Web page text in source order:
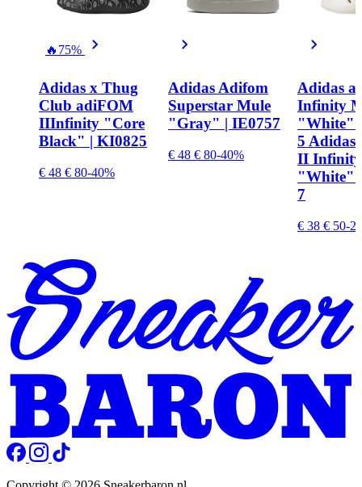
🔥 75%
Adidas x Thug
Club adiFOM
IIInfinity "Core
Black" | KI0825
€ 48 € 80-40%
Adidas Adifom
Superstar Mule
"Gray" | IE0757
€ 48 € 80-40%
Adidas
Infinity
"White"
5 Adidas
II
"White"
7
€ 38 € 50-